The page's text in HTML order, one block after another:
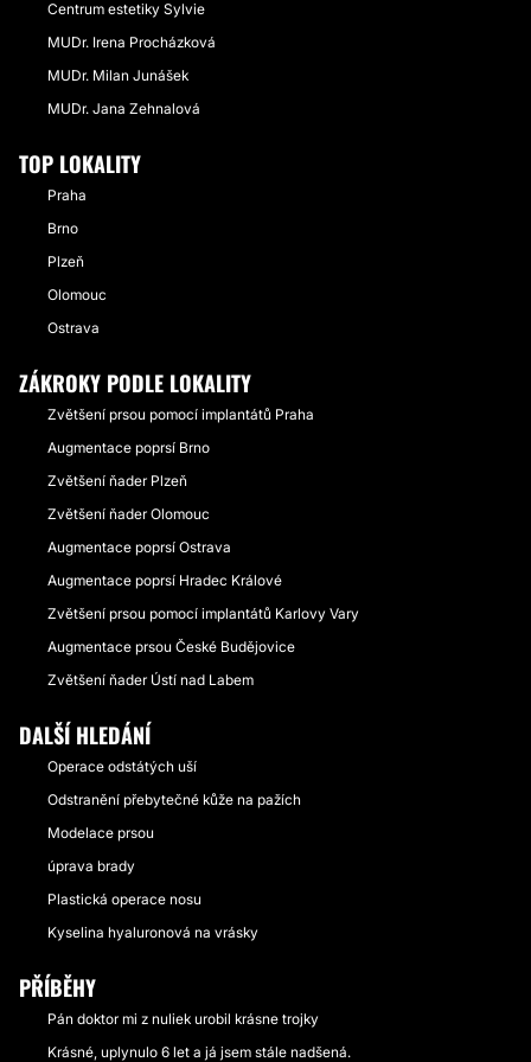
Centrum estetiky Sylvie
MUDr. Irena Procházková
MUDr. Milan Junášek
MUDr. Jana Zehnalová
TOP LOKALITY
Praha
Brno
Plzeň
Olomouc
Ostrava
ZÁKROKY PODLE LOKALITY
Zvětšení prsou pomocí implantátů Praha
Augmentace poprsí Brno
Zvětšení ňader Plzeň
Zvětšení ňader Olomouc
Augmentace poprsí Ostrava
Augmentace poprsí Hradec Králové
Zvětšení prsou pomocí implantátů Karlovy Vary
Augmentace prsou České Budějovice
Zvětšení ňader Ústí nad Labem
DALŠÍ HLEDÁNÍ
Operace odstátých uší
Odstranění přebytečné kůže na pažích
Modelace prsou
úprava brady
Plastická operace nosu
Kyselina hyaluronová na vrásky
PŘÍBĚHY
Pán doktor mi z nuliek urobil krásne trojky
Krásné, uplynulo 6 let a já jsem stále nadšená.